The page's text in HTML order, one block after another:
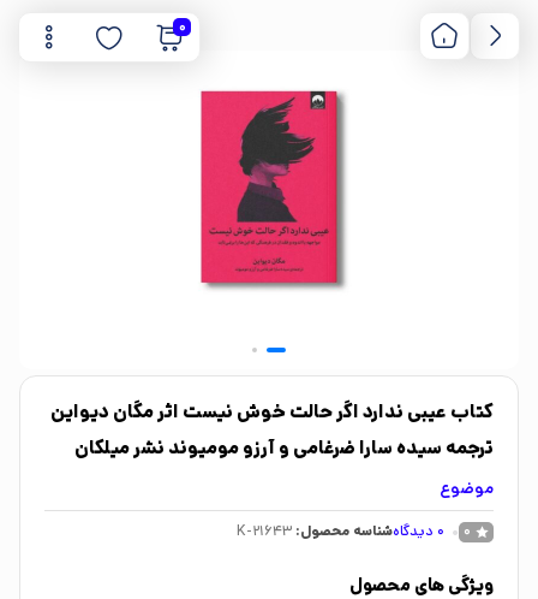
0
کتاب عیبی ندارد اگر حالت خوش نیست اثر مگان دیواین
ترجمه سیده سارا ضرغامی و آرزو مومیوند نشر میلکان
موضوع
0
0 دیدگاهشناسه محصول: K-21643
ویژگی های محصول